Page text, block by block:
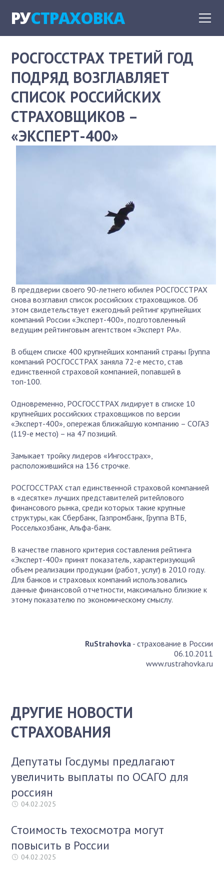
РУСТРАХОВКА
РОСГОССТРАХ ТРЕТИЙ ГОД
ПОДРЯД ВОЗГЛАВЛЯЕТ
СПИСОК РОССИЙСКИХ
СТРАХОВЩИКОВ –
«ЭКСПЕРТ-400»
В преддверии своего 90-летнего юбилея РОСГОССТРАХ
снова возглавил список российских страховщиков. Об
этом свидетельствует ежегодный рейтинг крупнейших
компаний России «Эксперт-400», подготовленный
ведущим рейтинговым агентством «Эксперт РА».
В общем списке 400 крупнейших компаний страны Группа
компаний РОСГОССТРАХ заняла 72-е место, став
единственной страховой компанией, попавшей в
топ-100.
Одновременно, РОСГОССТРАХ лидирует в списке 10
крупнейших российских страховщиков по версии
«Эксперт-400», опережая ближайшую компанию – СОГАЗ
(119-е место) – на 47 позиций.
Замыкает тройку лидеров «Ингосстрах»,
расположившийся на 136 строчке.
РОСГОССТРАХ стал единственной страховой компанией
в «десятке» лучших представителей ритейлового
финансового рынка, среди которых такие крупные
структуры, как Сбербанк, Газпромбанк, Группа ВТБ,
Россельхозбанк, Альфа-банк.
В качестве главного критерия составления рейтинга
«Эксперт-400» принят показатель, характеризующий
объем реализации продукции (работ, услуг) в 2010 году.
Для банков и страховых компаний использовались
данные финансовой отчетности, максимально близкие к
этому показателю по экономическому смыслу.
RuStrahovka- страхование в России
06.10.2011
www.rustrahovka.ru
ДРУГИЕ НОВОСТИ
СТРАХОВАНИЯ
Депутаты Госдумы предлагают
увеличить выплаты по ОСАГО для
россиян
04.02.2025
Стоимость техосмотра могут
повысить в России
04.02.2025